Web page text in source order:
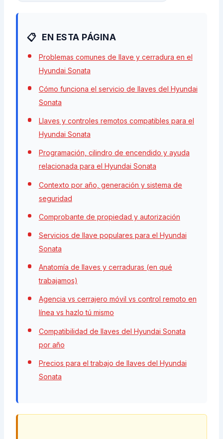
EN ESTA PÁGINA
Problemas comunes de llave y cerradura en el
Hyundai Sonata
Cómo funciona el servicio de llaves del Hyundai
Sonata
Llaves y controles remotos compatibles para el
Hyundai Sonata
Programación, cilindro de encendido y ayuda
relacionada para el Hyundai Sonata
Contexto por año, generación y sistema de
seguridad
Comprobante de propiedad y autorización
Servicios de llave populares para el Hyundai
Sonata
Anatomía de llaves y cerraduras (en qué
trabajamos)
Agencia vs cerrajero móvil vs control remoto en
línea vs hazlo tú mismo
Compatibilidad de llaves del Hyundai Sonata
por año
Precios para el trabajo de llaves del Hyundai
Sonata